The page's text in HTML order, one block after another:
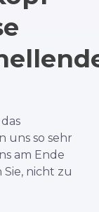
uns so sehr
am Ende
nicht zu